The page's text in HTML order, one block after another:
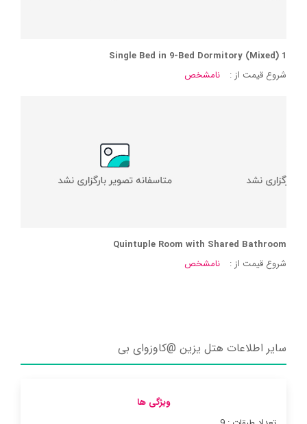
1 Single Bed in 9-Bed Dormitory (Mixed)
شروع قیمت از :
نامشخص
Quintuple Room with Shared Bathroom
شروع قیمت از :
نامشخص
سایر اطلاعات هتل یزین @کاوزوای بی
ویژگی ها